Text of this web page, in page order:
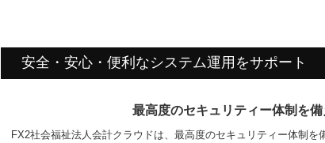
安全・安心・便利なシステム運用をサポート
最高度のセキュリティー体制を
FX2社会福祉法人会計クラウドは、最高度のセキュリティー体制を